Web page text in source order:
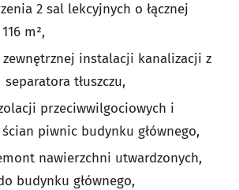
2 sal lekcyjnych o łącznej
m²,
instalacji kanalizacji z
tłuszczu,
przeciwwilgociowych i
piwnic budynku głównego,
nawierzchni utwardzonych,
budynku głównego,